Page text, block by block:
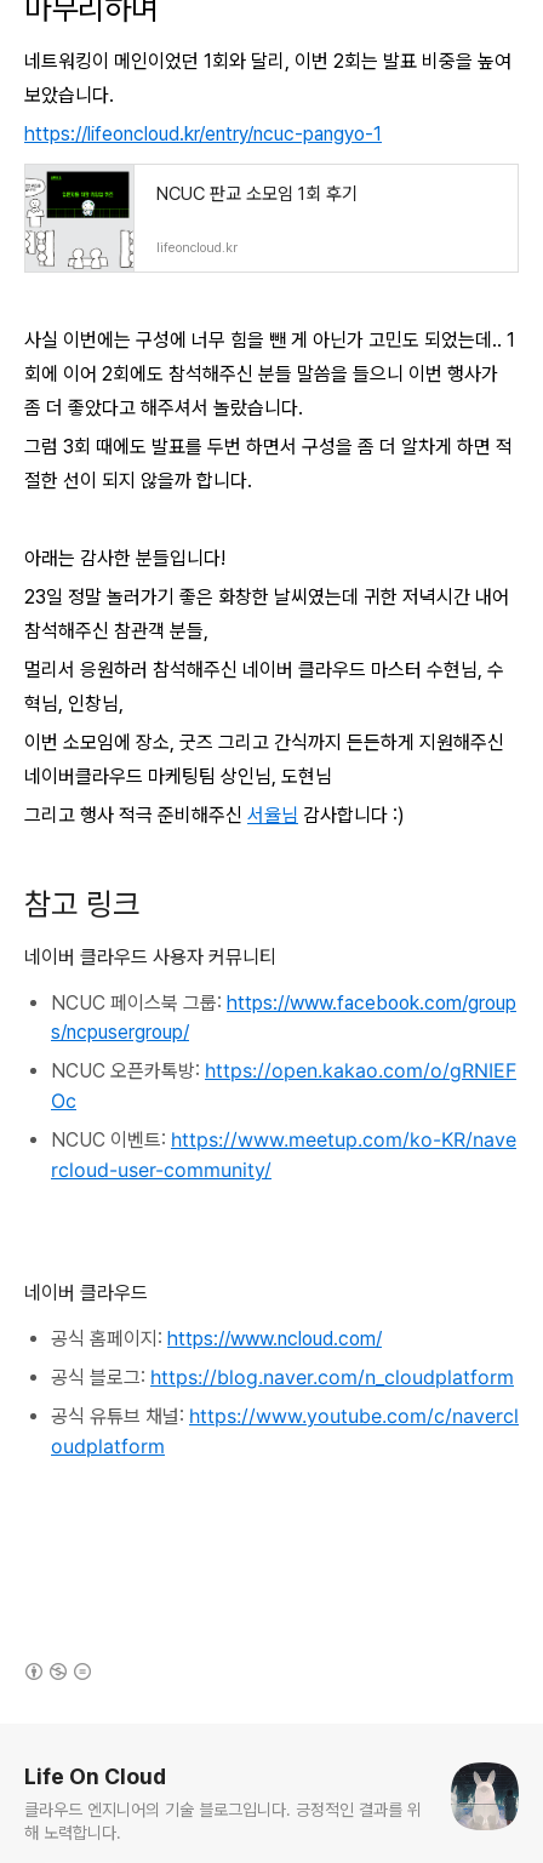
네트워킹이 메인이었던 1회와 달리, 이번 2회는 발표 비중을 높여
보았습니다.
https://lifeoncloud.kr/entry/ncuc-pangyo-1
NCUC 판교 소모임 1회 후기
lifeoncloud.kr
사실 이번에는 구성에 너무 힘을 뺀 게 아닌가 고민도 되었는데.. 1
회에 이어 2회에도 참석해주신 분들 말씀을 들으니 이번 행사가
좀 더 좋았다고 해주셔서 놀랐습니다.
그럼 3회 때에도 발표를 두번 하면서 구성을 좀 더 알차게 하면 적
절한 선이 되지 않을까 합니다.
아래는 감사한 분들입니다!
23일 정말 놀러가기 좋은 화창한 날씨였는데 귀한 저녁시간 내어
참석해주신 참관객 분들,
멀리서 응원하러 참석해주신 네이버 클라우드 마스터 수현님, 수
혁님, 인창님,
이번 소모임에 장소, 굿즈 그리고 간식까지 든든하게 지원해주신
네이버클라우드 마케팅팀 상인님, 도현님
그리고 행사 적극 준비해주신 서율님 감사합니다 :)
참고 링크
네이버 클라우드 사용자 커뮤니티
NCUC 페이스북 그룹: https://www.facebook.com/group
s/ncpusergroup/
NCUC 오픈카톡방: https://open.kakao.com/o/gRNIEF
Oc
NCUC 이벤트: https://www.meetup.com/ko-KR/nave
rcloud-user-community/
네이버 클라우드
공식 홈페이지: https://www.ncloud.com/
공식 블로그: https://blog.naver.com/n_cloudplatform
공식 유튜브 채널: https://www.youtube.com/c/navercl
oudplatform
Life On Cloud
클라우드 엔지니어의 기술 블로그입니다. 긍정적인 결과를 위
해 노력합니다.